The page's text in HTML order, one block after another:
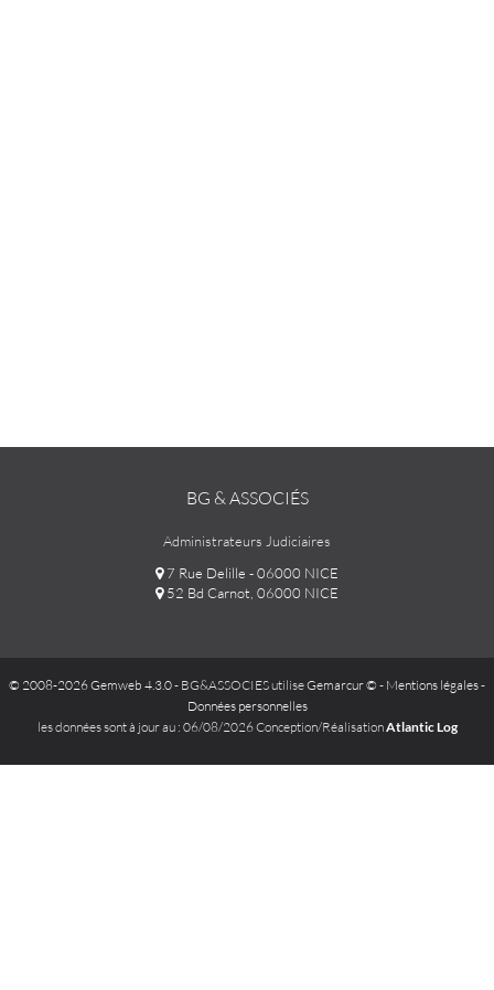
BG & ASSOCIÉS
Administrateurs Judiciaires
7 Rue Delille - 06000 NICE
52 Bd Carnot, 06000 NICE
© 2008-2026 Gemweb 4.3.0- BG&ASSOCIES utiliseGemarcur © - Mentions légales-
Données personnelles
les données sont à jour au : 06/08/2026 Conception/RéalisationAtlantic Log